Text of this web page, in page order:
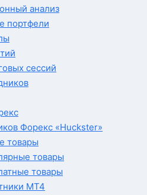
анализ
портфели
сессий
Форекс «Huckster»
товары
товары
товары
MT4